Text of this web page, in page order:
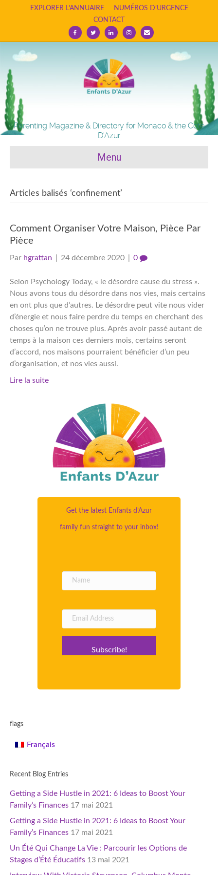
EXPLORER L’ANNUAIRE
NUMÉROS D’URGENCE
CONTACT
FacebookTwitterLinkedinInstagram
Email
Parenting Magazine & Directory for Monaco & the Cote
D'Azur
Menu
Articles balisés ‘confinement’
Comment Organiser Votre Maison, Pièce Par
Pièce
Par hgrattan 24 décembre 2020 0
Selon Psychology Today, « le désordre cause du stress ».
Nous avons tous du désordre dans nos vies, mais certains
en ont plus que d’autres. Le désordre peut vite nous vider
d’énergie et nous faire perdre du temps en cherchant des
choses qu’on ne trouve plus. Après avoir passé autant de
temps à la maison ces derniers mois, certains seront
d’accord, nos maisons pourraient bénéficier d’un peu
d’organisation, et nos vies aussi.
Lire la suite
Get the latest Enfants d’Azur
family fun straight to your inbox!
Subscribe!
flags
Français
Recent Blog Entries
Getting a Side Hustle in 2021: 6 Ideas to Boost Your
Family’s Finances 17 mai 2021
Getting a Side Hustle in 2021: 6 Ideas to Boost Your
Family’s Finances 17 mai 2021
Un Été Qui Change La Vie : Parcourir les Options de
Stages d’Été Éducatifs 13 mai 2021